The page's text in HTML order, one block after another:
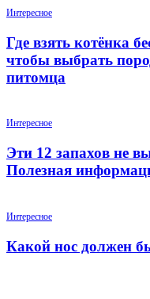
Интересное
Где взять котёнка
чтобы выбрать
питомца
Интересное
Эти 12 запахов не
Полезная
Интересное
Какой нос должен